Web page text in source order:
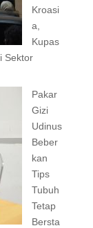
Kroasi
a,
Kupas
Sektor
Pakar
Gizi
Udinus
Beber
kan
Tips
Tubuh
Tetap
Bersta